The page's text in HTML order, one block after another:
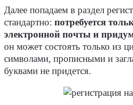
Далее попадаем в раздел
стандартно: потребуется
электронной почты и
он может состоять только из
символами, прописными и
буквами не придется.